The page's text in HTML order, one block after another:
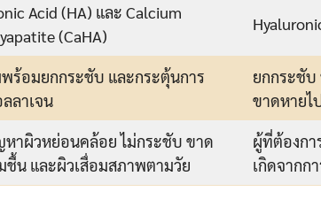
Acid (HA) และ Calcium
(CaHA)
พร้อมยกกระชับ และกระตุ้นการ
ลาเจน
ยกกระชับ
ขาดหายไ
าผิวหย่อนคล้อย ไม่กระชับ ขาด
ชื้น และผิวเสื่อมสภาพตามวัย
ผู้ที่ต้องก
เกิดจากก